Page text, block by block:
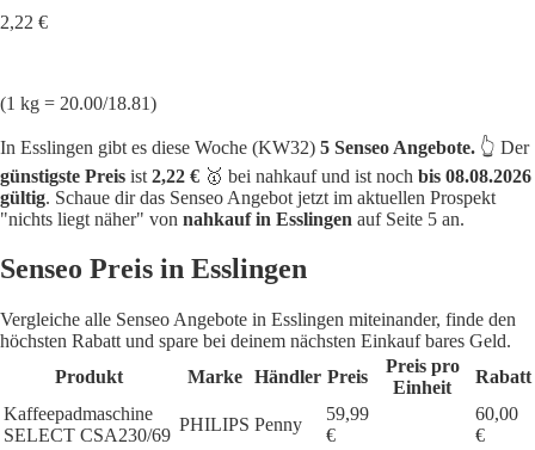
2,22 €
(1 kg = 20.00/18.81)
In Esslingen gibt es diese Woche (KW32) 5 Senseo Angebote. 👆 Der
günstigste Preis ist 2,22 € 🥇 bei nahkauf und ist noch bis 08.08.2026
gültig. Schaue dir das Senseo Angebot jetzt im aktuellen Prospekt
"nichts liegt näher" von nahkauf in Esslingen auf Seite 5 an.
Senseo Preis in Esslingen
Vergleiche alle Senseo Angebote in Esslingen miteinander, finde den
höchsten Rabatt und spare bei deinem nächsten Einkauf bares Geld.
Produkt
Marke Händler Preis
Preis pro
Einheit
Rabatt
Kaffeepadmaschine
SELECT CSA230/69
PHILIPS Penny
59,99
€
60,00
€